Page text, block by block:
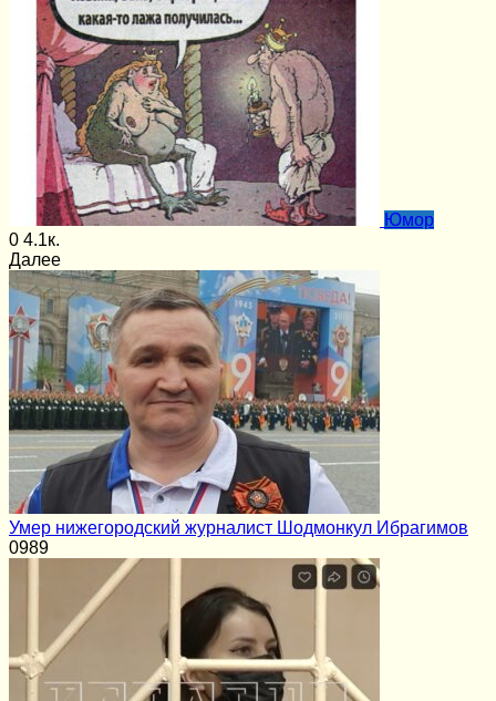
Юмор
0 4.1к.
Далее
Умер нижегородский журналист Шодмонкул Ибрагимов
0989